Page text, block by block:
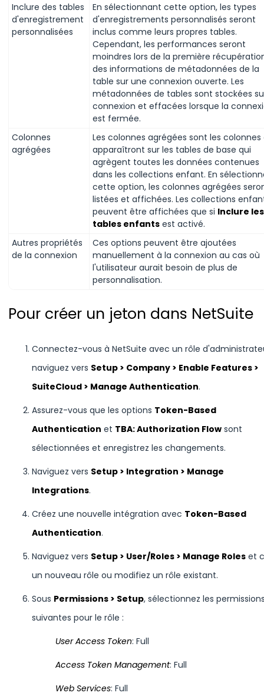
Inclure des tables
d'enregistrement
personnalisées
En sélectionnant cette option, les types
d'enregistrements personnalisés seront
inclus comme leurs propres tables.
Cependant, les performances seront
moindres lors de la première
des informations de métadonnées de la
table sur une connexion ouverte. Les
métadonnées de tables sont stockées
connexion et effacées lorsque la
est fermée.
Colonnes
agrégées
Les colonnes agrégées sont les colonnes
apparaîtront sur les tables de base qui
agrègent toutes les données contenues
dans les collections enfant. En
cette option, les colonnes agrégées
listées et affichées. Les collections
peuvent être affichées que si Inclure les
tables enfants est activé.
Autres propriétés
de la connexion
Ces options peuvent être ajoutées
manuellement à la connexion au cas où
l'utilisateur aurait besoin de plus de
personnalisation.
Pour créer un jeton dans NetSuite
Connectez-vous à NetSuite avec un rôle d'administrateur et
naviguez vers Setup > Company > Enable Features >
SuiteCloud > Manage Authentication.
Assurez-vous que les options Token-Based
Authentication et TBA: Authorization Flow sont
sélectionnées et enregistrez les changements.
Naviguez vers Setup > Integration > Manage
Integrations.
Créez une nouvelle intégration avec Token-Based
Authentication.
Naviguez vers Setup > User/Roles > Manage Roles et
un nouveau rôle ou modifiez un rôle existant.
Sous Permissions > Setup, sélectionnez les
suivantes pour le rôle :
User Access Token: Full
Access Token Management: Full
Web Services: Full